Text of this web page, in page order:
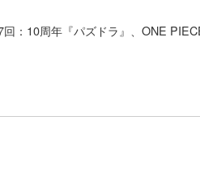
回：10周年『パズドラ』、ONE